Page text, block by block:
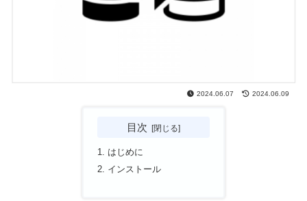
2024.06.07 2024.06.09
目次
はじめに
インストール